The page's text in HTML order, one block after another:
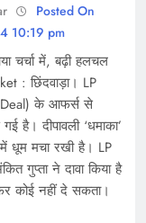
Posted On
10:19 pm
चर्चा में, बढ़ी हलचल
: छिंदवाड़ा। LP
के आफर्स से
है। दीपावली ‘धमाका’
धूम मचा रखी है। LP
गुप्ता ने दावा किया है
कोई नहीं दे सकता।